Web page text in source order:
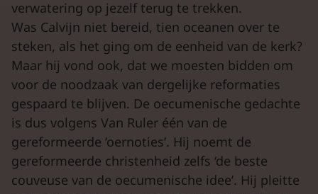
verwatering op jezelf terug te trekken.
Was Calvijn niet bereid, tien oceanen over te
steken, als het ging om de eenheid van de kerk?
Maar hij vond ook, dat we moesten bidden om
voor de noodzaak van dergelijke reformaties
gespaard te blijven. De oecumenische gedachte
is dus volgens Van Ruler één van de
gereformeerde ‘oernoties’. Hij noemt de
gereformeerde christenheid zelfs ‘de beste
couveuse van de oecumenische idee’. Hij pleitte